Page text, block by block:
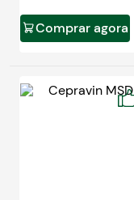
Comprar agora